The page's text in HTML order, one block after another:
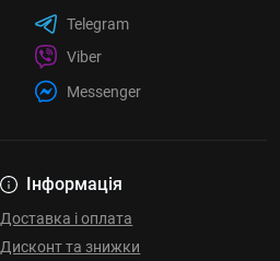
Інформація
Доставка і оплата
Дисконт та знижки
Telegram
Viber
Messenger